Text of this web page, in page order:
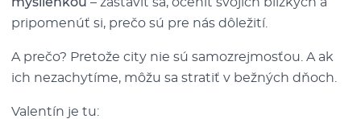
pripomenúť si, prečo sú pre nás dôležití.
A prečo? Pretože city nie sú samozrejmosťou. A ak
ich nezachytíme, môžu sa stratiť v bežných dňoch.
Valentín je tu: